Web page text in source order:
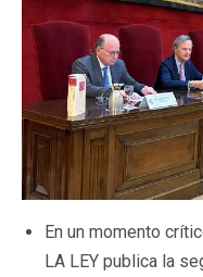
En un momento
LA LEY publica la